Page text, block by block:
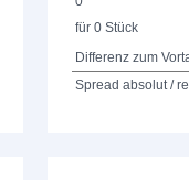
für 0 Stück
Differenz zum
Spread absolut /